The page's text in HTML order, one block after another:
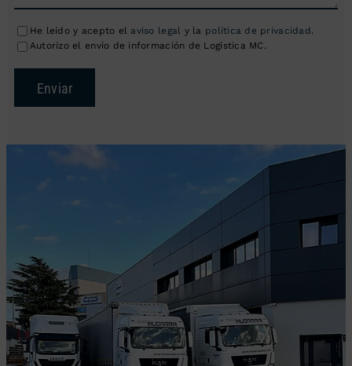
He leído y acepto el aviso legal y la política de privacidad.
Autorizo el envío de información de Logística MC.
Enviar